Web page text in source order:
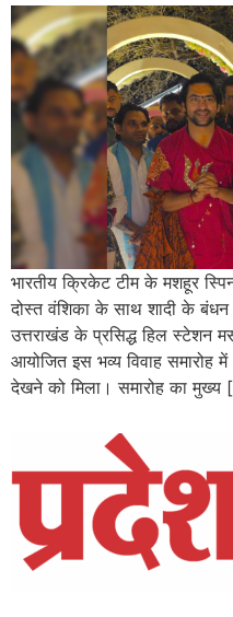
भारतीय क्रिकेट टीम के मशहूर
दोस्त वंशिका के साथ शादी के
उत्तराखंड के प्रसिद्ध हिल स्टेशन
आयोजित इस भव्य विवाह
देखने को मिला। समारोह का मुख्य